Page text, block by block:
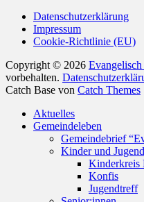
Datenschutzerklärung
Impressum
Cookie-Richtlinie (EU)
Copyright © 2026
vorbehalten.
Catch Base von Catch Themes
oben
scrollen
Aktuelles
Gemeindeleben
Gemeindebrief
Kinder und
Konfis
Jugendtreff